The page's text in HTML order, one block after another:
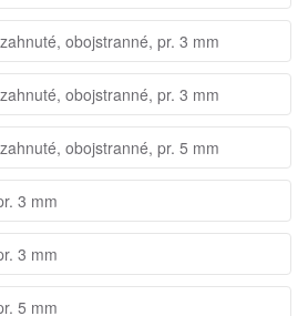
obojstranné, pr. 3 mm
obojstranné, pr. 3 mm
obojstranné, pr. 5 mm
3 mm
3 mm
5 mm